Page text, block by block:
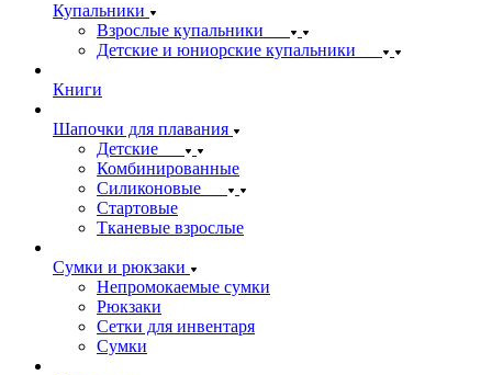
Купальники
Взрослые купальники
Детские и юниорские купальники
Книги
Шапочки для плавания
Детские
Комбинированные
Силиконовые
Стартовые
Тканевые взрослые
Сумки и рюкзаки
Непромокаемые сумки
Рюкзаки
Сетки для инвентаря
Сумки